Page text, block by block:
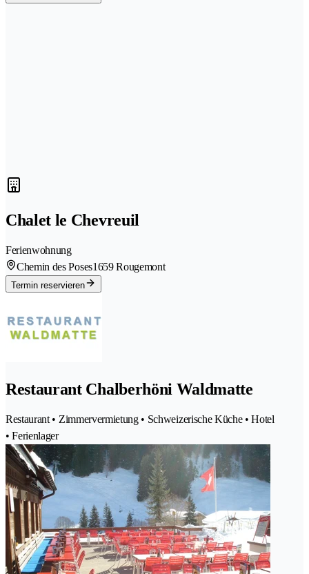
Chalet le Chevreuil
Ferienwohnung
Chemin des Poses1659 Rougemont
Termin reservieren
Restaurant Chalberhöni Waldmatte
Restaurant • Zimmervermietung • Schweizerische Küche • Hotel
• Ferienlager